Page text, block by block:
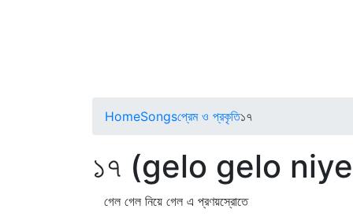
HomeSongsপ্রেম ও প্রকৃতি১৭
১৭ (gelo gelo
গেল গেল নিয়ে গেল এ প্রণয়স্রোতে